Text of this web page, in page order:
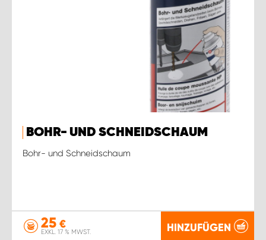
BOHR- UND SCHNEIDSCHAUM
Bohr- und Schneidschaum
25 €
EXKL. 17 % MWST. HINZUFÜGEN